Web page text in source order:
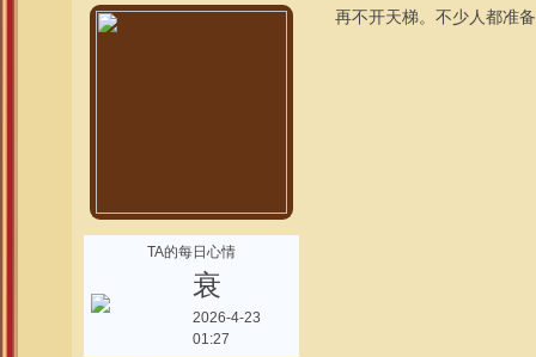
TA的每日心情
衰
2026-4-23
01:27
再不开天梯。不少人都准